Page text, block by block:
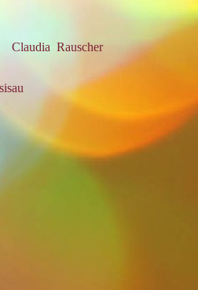
Rauscher
Sie besondere Vorteile.